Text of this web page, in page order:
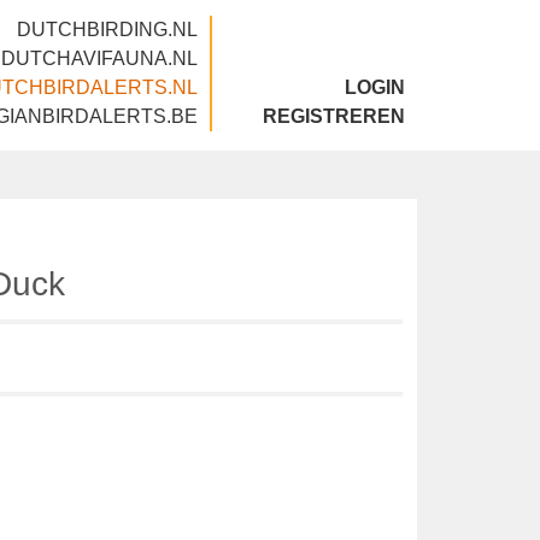
DUTCHBIRDING.NL
DUTCHAVIFAUNA.NL
DUTCHBIRDALERTS.NL
LOGIN
REGISTREREN
Duck